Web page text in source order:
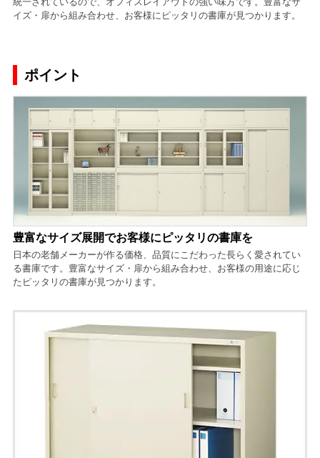
イズ・扉から組み合わせ、お客様にピッタリの書庫が見つかります。
ポイント
豊富なサイズ展開でお客様にピッタリの書庫を
日本の老舗メーカーが作る価格、品質にこだわった長らく愛されてい
る書庫です。豊富なサイズ・扉から組み合わせ、お客様の用途に応じ
たピッタリの書庫が見つかります。